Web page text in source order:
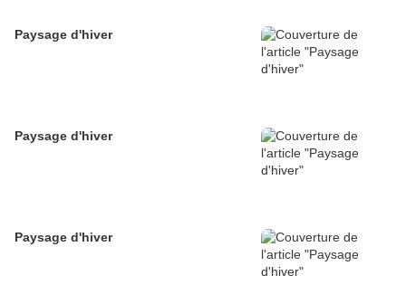
Paysage d'hiver
Paysage d'hiver
Paysage d'hiver